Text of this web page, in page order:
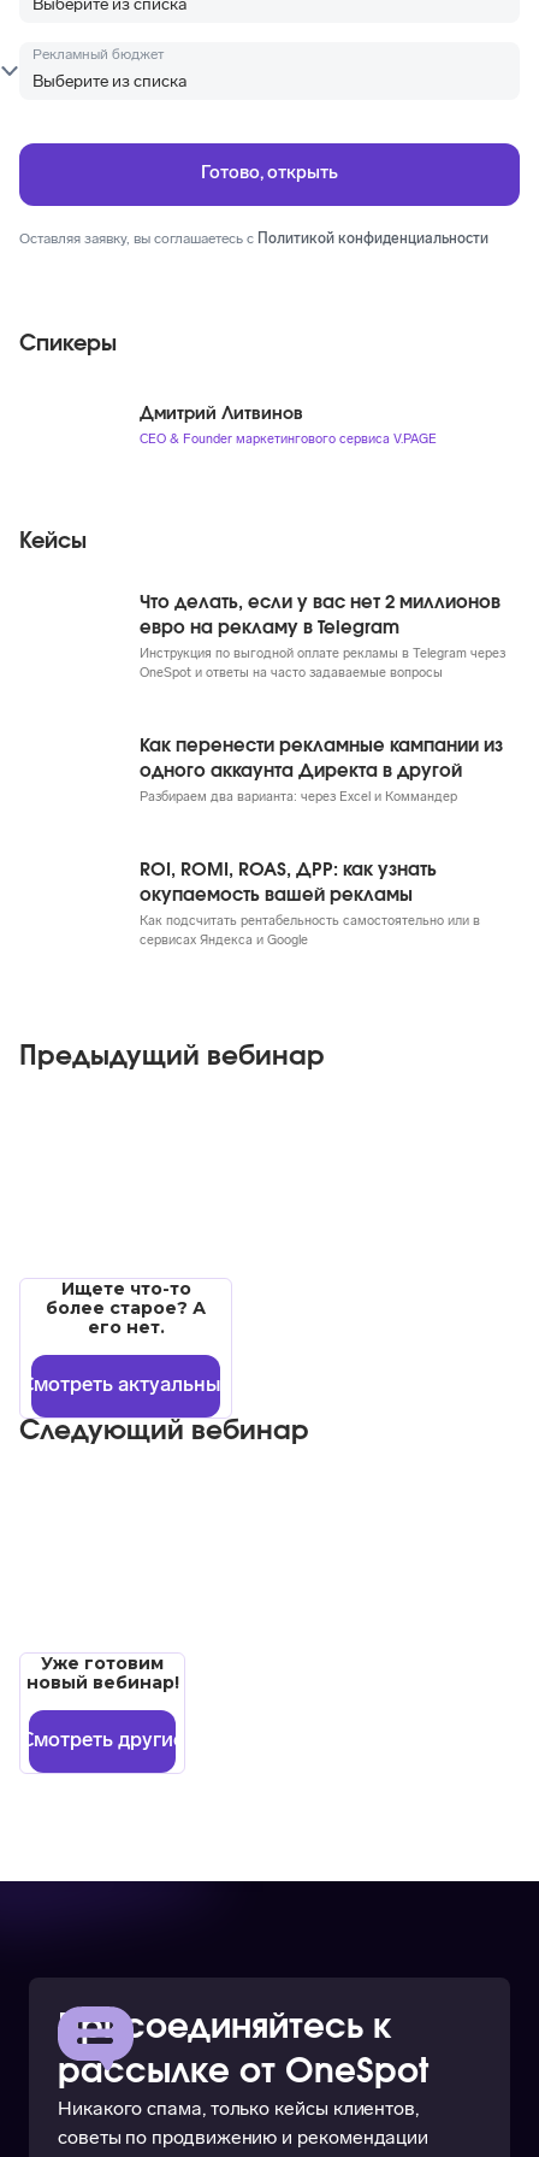
Рекламный бюджет
Оставляя заявку, вы соглашаетесь с Политикой конфиденциальности
Спикеры
Дмитрий Литвинов
CEO & Founder маркетингового сервиса V.PAGE
Кейсы
Что делать, если у вас нет 2 миллионов
евро на рекламу в Telegram
Инструкция по выгодной оплате рекламы в Telegram через
OneSpot и ответы на часто задаваемые вопросы
Как перенести рекламные кампании из
одного аккаунта Директа в другой
Разбираем два варианта: через Excel и Коммандер
ROI, ROMI, ROAS, ДРР: как узнать
окупаемость вашей рекламы
Как подсчитать рентабельность самостоятельно или в
сервисах Яндекса и Google
Предыдущий вебинар
Следующий вебинар
Ищете что-то
более старое? А
его нет.
Смотреть актуальные
Уже готовим
новый вебинар!
Смотреть другие
Присоединяйтесь к
рассылке от OneSpot
Никакого спама, только кейсы клиентов,
советы по продвижению и рекомендации